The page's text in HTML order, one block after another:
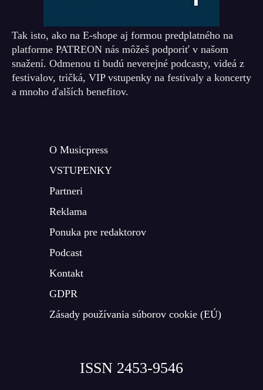
Tak isto, ako na E-shope aj formou predplatného na
platforme PATREON nás môžeš podporiť v našom
snažení. Odmenou ti budú neverejné podcasty, videá z
festivalov, tričká, VIP vstupenky na festivaly a koncerty
a mnoho ďalších benefitov.
O Musicpress
VSTUPENKY
Partneri
Reklama
Ponuka pre redaktorov
Podcast
Kontakt
GDPR
Zásady používania súborov cookie (EÚ)
ISSN 2453-9546